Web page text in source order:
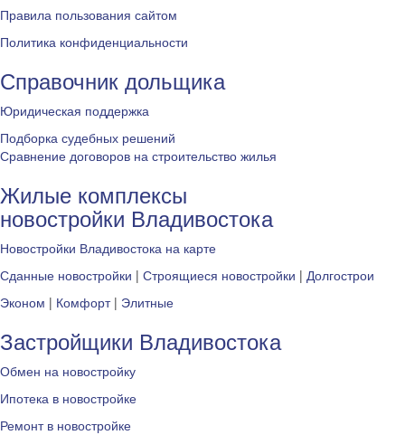
Правила пользования сайтом
Политика конфиденциальности
Справочник дольщика
Юридическая поддержка
Подборка судебных решений
Сравнение договоров на строительство жилья
Жилые комплексы
новостройки Владивостока
Новостройки Владивостока на карте
Сданные новостройки | Строящиеся новостройки | Долгострои
Эконом | Комфорт| Элитные
Застройщики Владивостока
Обмен на новостройку
Ипотека в новостройке
Ремонт в новостройке